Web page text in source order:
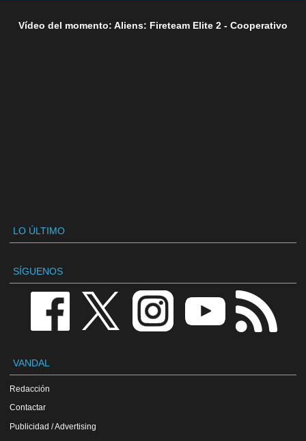
Vídeo del momento: Aliens: Fireteam Elite 2 - Cooperativo
LO ÚLTIMO
SÍGUENOS
VANDAL
Redacción
Contactar
Publicidad / Advertising